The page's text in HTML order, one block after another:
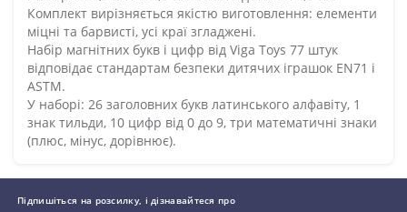
Комплект вирізняється якістю виготовлення: елементи
міцні та барвисті, усі краї згладжені.
Набір магнітних букв і цифр від Viga Toys 77 штук
відповідає стандартам безпеки дитячих іграшок EN71 і
ASTM.
У наборі: 26 заголовних букв латинського алфавіту, 1
знак тильди, 10 цифр від 0 до 9, три математичні знаки
(плюс, мінус, дорівнює).
Підпишіться на розсилку, і дізнавайтеся про